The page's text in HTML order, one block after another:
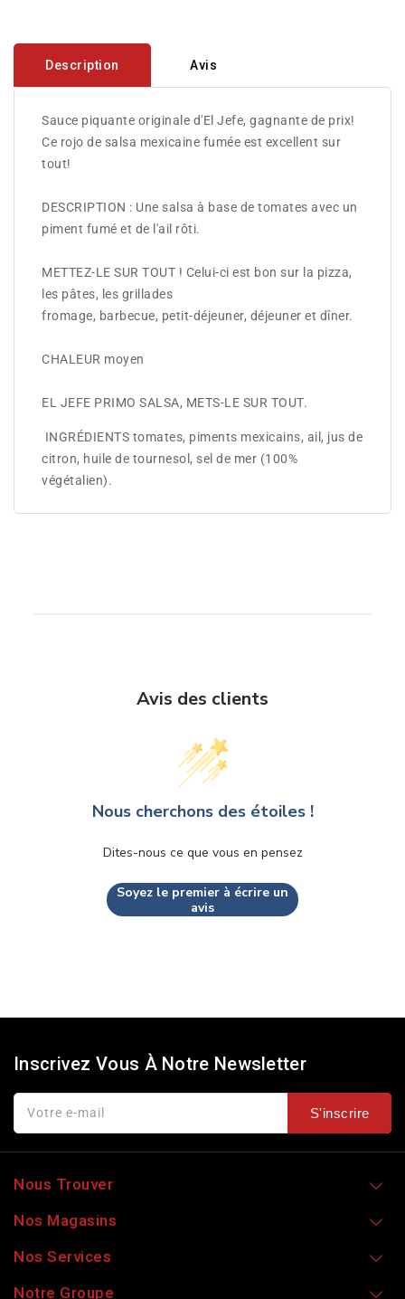
Description Avis
Sauce piquante originale d'El Jefe, gagnante de prix!
Ce rojo de salsa mexicaine fumée est excellent sur
tout!
DESCRIPTION : Une salsa à base de tomates avec un
piment fumé et de l'ail rôti.
METTEZ-LE SUR TOUT ! Celui-ci est bon sur la pizza,
les pâtes, les grillades
fromage, barbecue, petit-déjeuner, déjeuner et dîner.
CHALEUR moyen
EL JEFE PRIMO SALSA, METS-LE SUR TOUT.
INGRÉDIENTS tomates, piments mexicains, ail, jus de
citron, huile de tournesol, sel de mer (100%
végétalien).
Avis des clients
Nous cherchons des étoiles !
Dites-nous ce que vous en pensez
Soyez le premier à écrire un
avis
Inscrivez Vous À Notre Newsletter
Votre e-mail S'inscrire
Nous Trouver
Nos Magasins
Nos Services
Notre Groupe